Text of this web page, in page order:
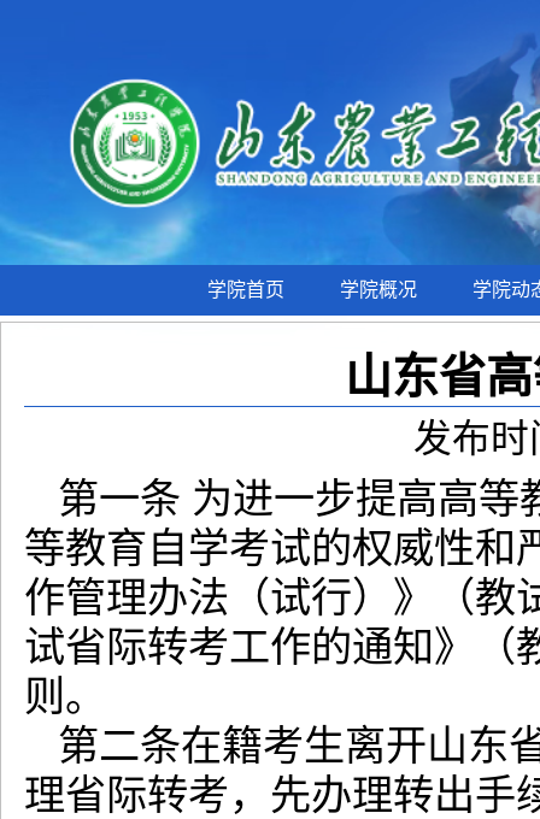
学院首页 学院概况 学院动
山东省
发布
第一条 为进一步提高高
等教育自学考试的权威性和
作管理办法（试行）》（教
试省际转考工作的通知》（
则。
第二条在籍考生离开山东
理省际转考，先办理转出手